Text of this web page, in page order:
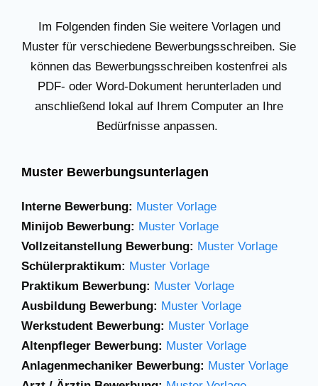
Im Folgenden finden Sie weitere Vorlagen und
Muster für verschiedene Bewerbungsschreiben. Sie
können das Bewerbungsschreiben kostenfrei als
PDF- oder Word-Dokument herunterladen und
anschließend lokal auf Ihrem Computer an Ihre
Bedürfnisse anpassen.
Muster Bewerbungsunterlagen
Interne Bewerbung: Muster Vorlage
Minijob Bewerbung: Muster Vorlage
Vollzeitanstellung Bewerbung: Muster Vorlage
Schülerpraktikum: Muster Vorlage
Praktikum Bewerbung: Muster Vorlage
Ausbildung Bewerbung: Muster Vorlage
Werkstudent Bewerbung: Muster Vorlage
Altenpfleger Bewerbung: Muster Vorlage
Anlagenmechaniker Bewerbung: Muster Vorlage